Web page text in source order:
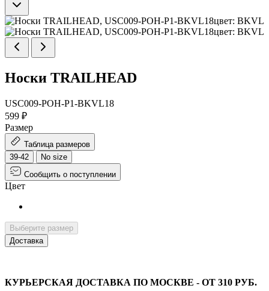
Носки TRAILHEAD
USC009-POH-P1-BKVL18
599 ₽
Размер
Таблица размеров
39-42
No size
Сообщить о поступлении
Цвет
Выберите размер
Доставка
КУРЬЕРСКАЯ ДОСТАВКА ПО МОСКВЕ - ОТ 310 РУБ.